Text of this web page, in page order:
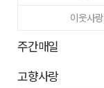
이웃사랑
주간매일
고향사랑